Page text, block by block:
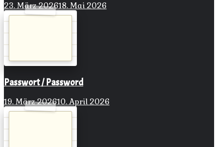
23. März 202618. Mai 2026
Passwort / Password
19. März 202610. April 2026